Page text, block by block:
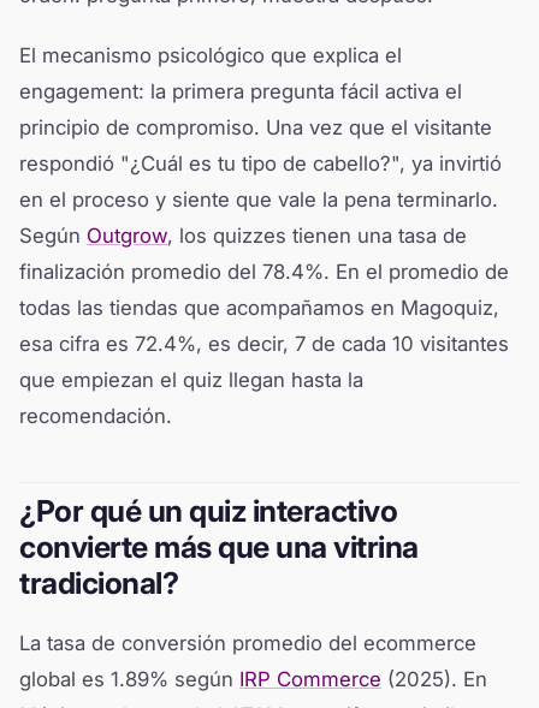
El mecanismo psicológico que explica el
engagement: la primera pregunta fácil activa el
principio de compromiso. Una vez que el visitante
respondió "¿Cuál es tu tipo de cabello?", ya invirtió
en el proceso y siente que vale la pena terminarlo.
Según Outgrow, los quizzes tienen una tasa de
finalización promedio del 78.4%. En el promedio de
todas las tiendas que acompañamos en Magoquiz,
esa cifra es 72.4%, es decir, 7 de cada 10 visitantes
que empiezan el quiz llegan hasta la
recomendación.
¿Por qué un quiz interactivo
convierte más que una vitrina
tradicional?
La tasa de conversión promedio del ecommerce
global es 1.89% según IRP Commerce (2025). En